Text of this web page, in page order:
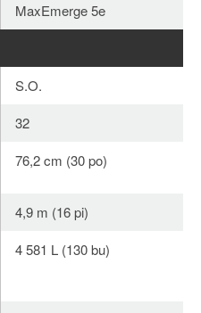
MaxEmerge 5e
S.O.
32
76,2 cm (30 po)
4,9 m (16 pi)
4 581 L (130 bu)